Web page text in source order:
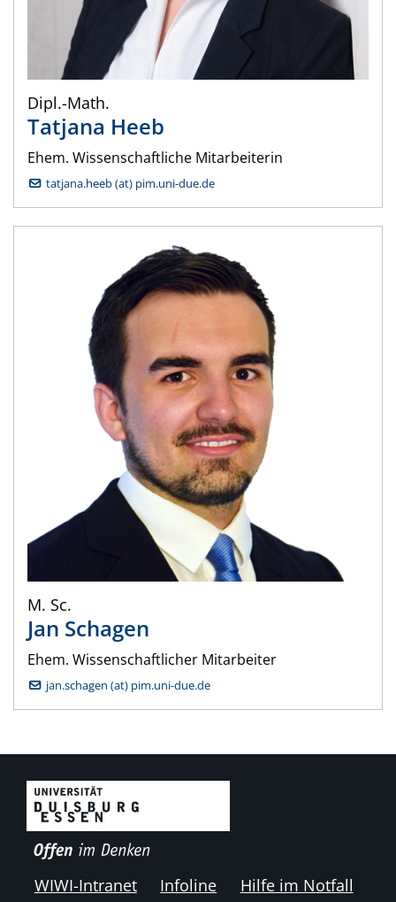
Dipl.-Math.
Tatjana Heeb
Ehem. Wissenschaftliche Mitarbeiterin
tatjana.heeb (at) pim.uni-due.de
M. Sc.
Jan Schagen
Ehem. Wissenschaftlicher Mitarbeiter
jan.schagen (at) pim.uni-due.de
WIWI-Intranet Infoline Hilfe im Notfall